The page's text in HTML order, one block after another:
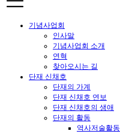
기념사업회
인사말
기념사업회 소개
연혁
찾아오시는 길
단재 신채호
단재의 가계
단재 신채호 연보
단재 신채호의 생애
단재의 활동
역사저술활동